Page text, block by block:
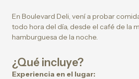
En Boulevard Deli, vení a probar
todo hora del día, desde el café de la
hamburguesa de la noche.
¿Qué incluye?
Experiencia en el lugar: